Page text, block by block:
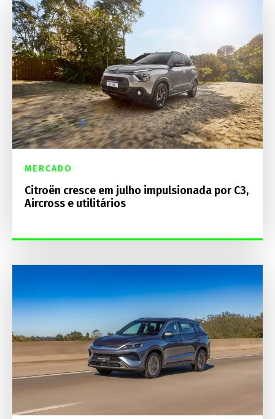
MERCADO
Citroën cresce em julho impulsionada por C3,
Aircross e utilitários